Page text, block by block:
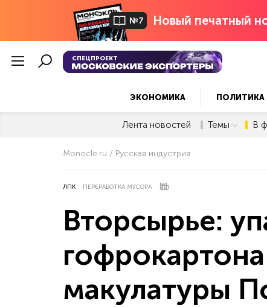
№7 Новый печатный
СПЕЦПРОЕКТ
ЭКОНОМИКА ПОЛИТИКА
Лента новостей Темы В
Monocle.ru Русская индустрия
ЛПК ПЕРЕРАБОТКА МУСОРА
Вторсырье:
макулатуры